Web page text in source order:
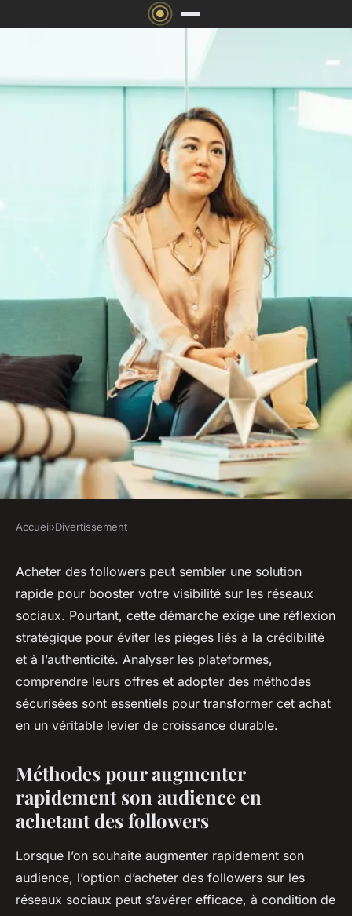
Augmentez votre audience :
stratégies pour acheter des
followers
Wassim•25 juin 2025•8 min de lecture
Accueil›Divertissement
Acheter des followers peut sembler une solution
rapide pour booster votre visibilité sur les réseaux
sociaux. Pourtant, cette démarche exige une réflexion
stratégique pour éviter les pièges liés à la crédibilité
et à l’authenticité. Analyser les plateformes,
comprendre leurs offres et adopter des méthodes
sécurisées sont essentiels pour transformer cet achat
en un véritable levier de croissance durable.
Méthodes pour augmenter
rapidement son audience en
achetant des followers
Lorsque l’on souhaite augmenter rapidement son
audience, l’option d’acheter des followers sur les
réseaux sociaux peut s’avérer efficace, à condition de